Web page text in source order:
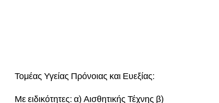
Τομέας Υγείας Πρόνοιας και Ευεξίας:
Με ειδικότητες: α) Αισθητικής Τέχνης β)